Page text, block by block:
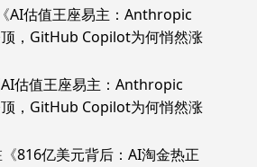
AI估值王座易主：Anthropic
，GitHub Copilot为何悄然涨
AI估值王座易主：Anthropic
，GitHub Copilot为何悄然涨
816亿美元背后：AI淘金热正